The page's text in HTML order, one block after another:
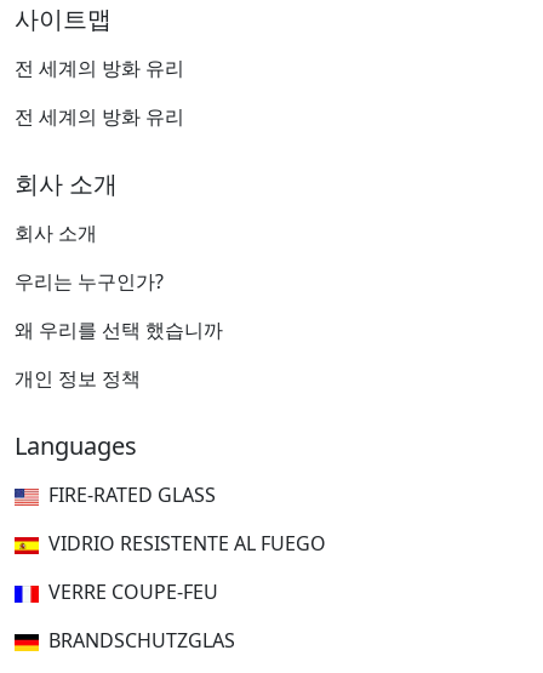
사이트맵
전 세계의 방화 유리
전 세계의 방화 유리
회사 소개
회사 소개
우리는 누구인가?
왜 우리를 선택 했습니까
개인 정보 정책
Languages
FIRE-RATED GLASS
VIDRIO RESISTENTE AL FUEGO
VERRE COUPE-FEU
BRANDSCHUTZGLAS